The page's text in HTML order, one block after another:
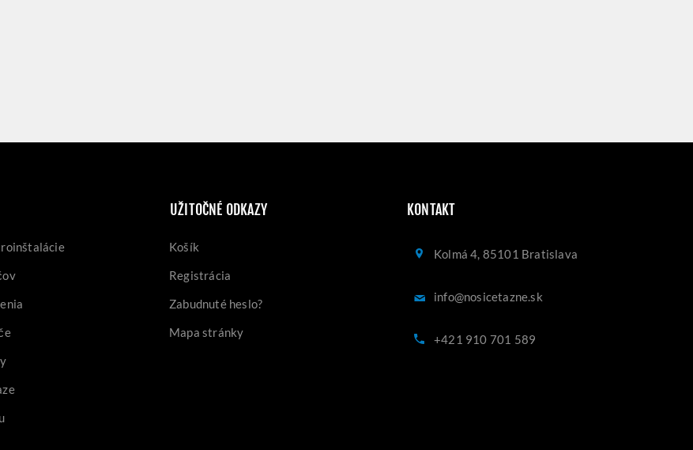
UŽITOČNÉ ODKAZY
Košík
Registrácia
Zabudnuté heslo?
Mapa stránky
KONTAKT
Kolmá 4, 85101 Bratislava
info@nosicetazne.sk
+421 910 701 589